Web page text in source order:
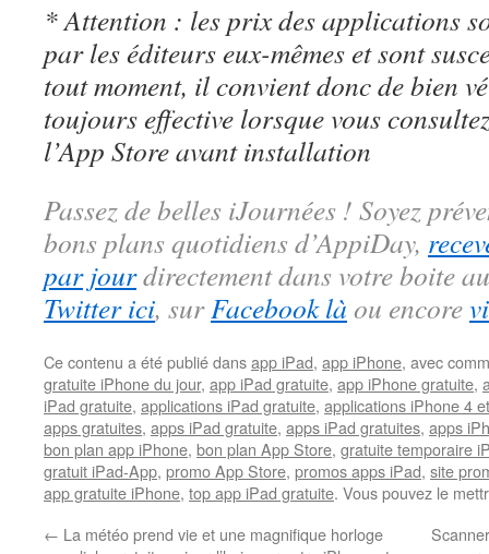
* Attention : les prix des applications
par les éditeurs eux-mêmes et sont
tout moment, il convient donc de bien
toujours effective lorsque vous
l’App Store avant installation
Passez de belles iJournées ! Soyez
bons plans quotidiens d’AppiDay,
par jourdirectement dans votre boite
Twitter ici, surFacebook là ou encore
Ce contenu a été publié dansapp iPad, app iPhone, avec
gratuite iPhone du jour, app iPad gratuite, app iPhone gratuite,
iPad gratuite, applications iPad gratuite, applications iPhone 4
apps gratuites, apps iPad gratuite, apps iPad gratuites, apps
bon plan app iPhone, bon plan App Store, gratuite temporaire
gratuit iPad-App, promo App Store, promos apps iPad, site
app gratuite iPhone, top app iPad gratuite. Vous pouvez le
← La météo prend vie et une magnifique horloge